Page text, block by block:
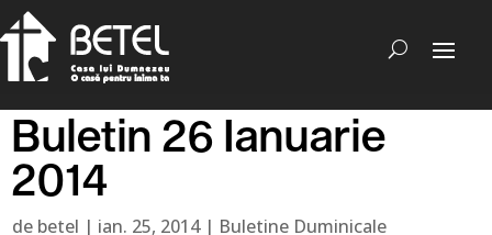
Buletin 26 Ianuarie
2014
de betel | ian. 25, 2014| Buletine Duminicale